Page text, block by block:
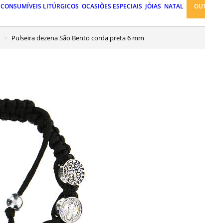
CONSUMÍVEIS LITÚRGICOS OCASIÕES ESPECIAIS JÓIAS NATAL
Pulseira dezena São Bento corda preta 6 mm